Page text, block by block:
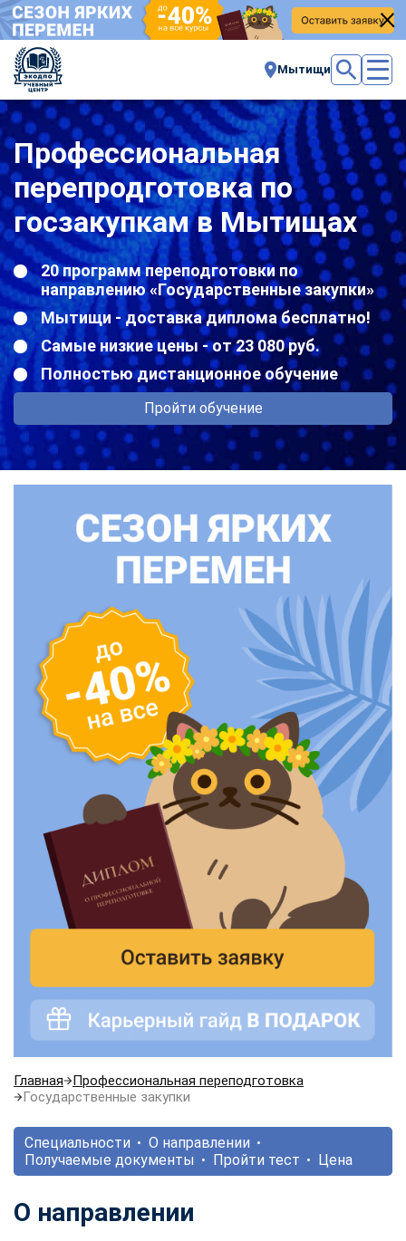
Мытищи
Профессиональная
перепродготовка по
госзакупкам в Мытищах
20 программ переподготовки по
направлению «Государственные закупки»
Мытищи - доставка диплома бесплатно!
Самые низкие цены - от 23 080 руб.
Полностью дистанционное обучение
Пройти обучение
Главная
Профессиональная переподготовка
Государственные закупки
Специальности
О направлении
Получаемые документы
Пройти тест Цена
О направлении